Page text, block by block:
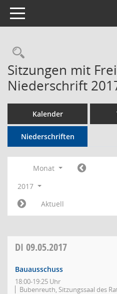
Toggle navigation
Sitzungen mit
Niederschrift
Kalender
Niederschriften
Monat
2017
Aktuell
DI 09.05.2017
Bauausschuss
18:00-19:25 Uhr
Bubenreuth, Sitzungssaal des